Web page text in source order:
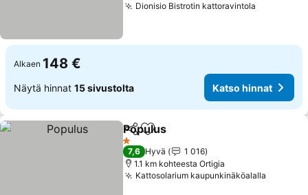
Dionisio Bistrotin kattoravintola
Alkaen 148 €
Näytä hinnat 15 sivustolta Katso hinnat
Jaa Lisää suosikkeihin
Populus
1 Tähtiluokitus
7,6 Hyvä
1 016
1.1 km kohteesta Ortigia
Kattosolarium kaupunkinäköalalla